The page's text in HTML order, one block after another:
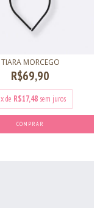
TIARA MORCEGO
R$69,90
x de R$17,48 sem juros